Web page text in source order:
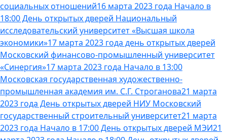
социальных отношений16 марта 2023 года Начало в
18:00 День открытых дверей Национальный
исследовательский университет «Высшая школа
экономики»17 марта 2023 года день открытых дверей
Московский финансово-промышленный университет
«Синергия»17 марта 2023 года Начало в 13:00
Московская государственная художественно-
промышленная академия им. С.Г. Строганова21 марта
2023 года День открытых дверей НИУ Московский
государственный строительный университет21 марта
2023 года Начало в 17:00 День открытых дверей МЭИ21